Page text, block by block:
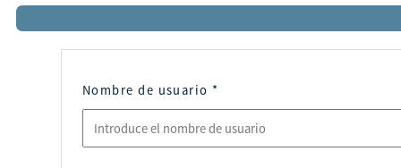
Nombre de usuario *